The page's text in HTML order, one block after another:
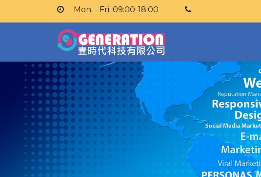
Mon. - Fri. 09:00-18:00